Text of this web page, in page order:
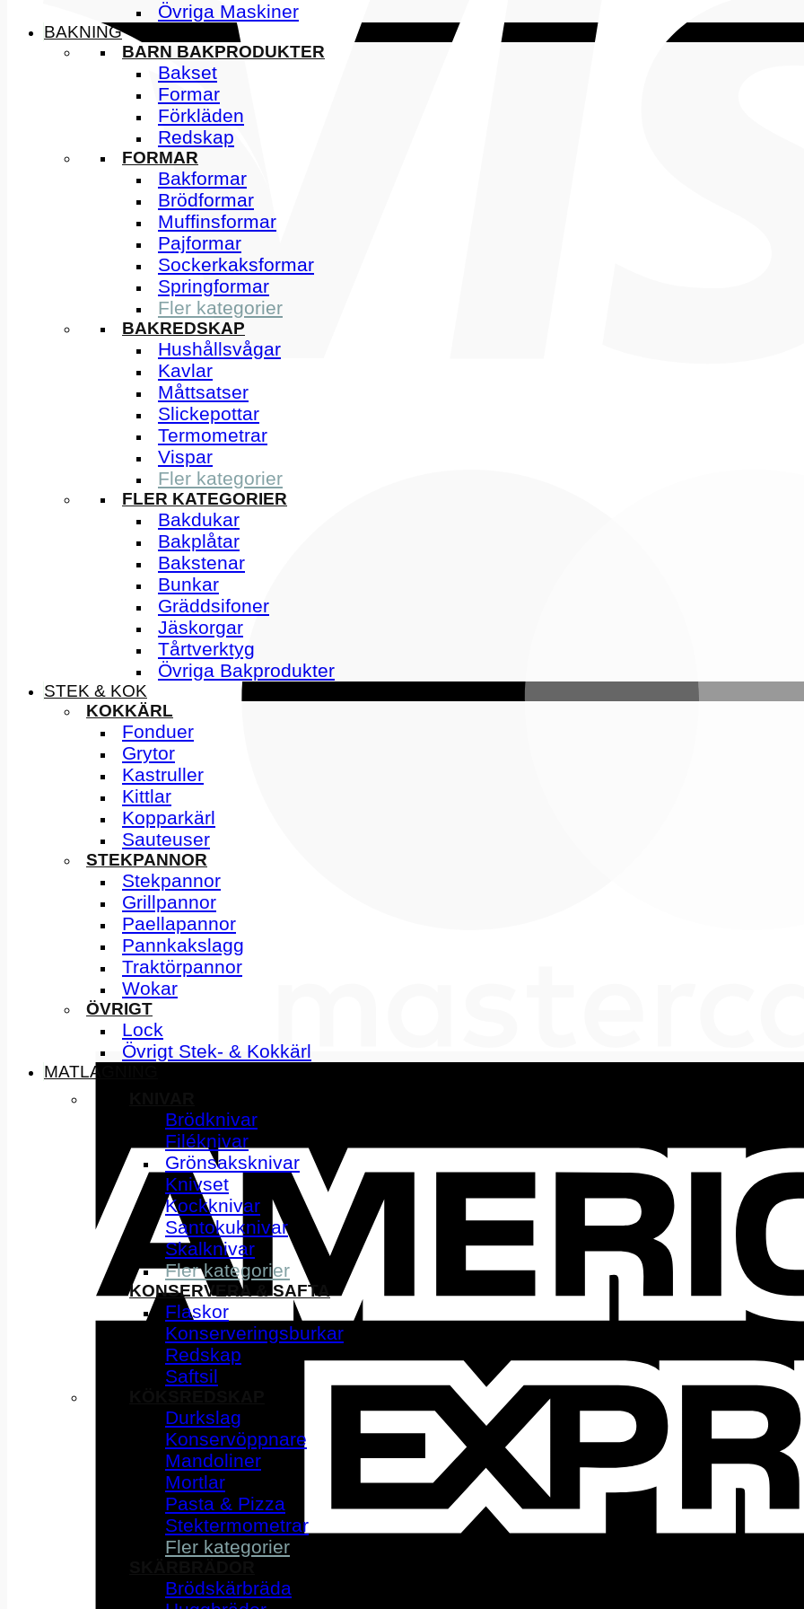
Övriga Maskiner
BAKNING
BARN BAKPRODUKTER
Bakset
Formar
Förkläden
Redskap
FORMAR
Bakformar
Brödformar
Muffinsformar
Pajformar
Sockerkaksformar
Springformar
Fler kategorier
BAKREDSKAP
Hushållsvågar
Kavlar
Måttsatser
Slickepottar
Termometrar
Vispar
Fler kategorier
FLER KATEGORIER
Bakdukar
Bakplåtar
Bakstenar
Bunkar
Gräddsifoner
Jäskorgar
Tårtverktyg
Övriga Bakprodukter
STEK & KOK
KOKKÄRL
Fonduer
Grytor
Kastruller
Kittlar
Kopparkärl
Sauteuser
STEKPANNOR
Stekpannor
Grillpannor
Paellapannor
Pannkakslagg
Traktörpannor
Wokar
ÖVRIGT
Lock
Övrigt Stek- & Kokkärl
MATLAGNING
Brödknivar
Filéknivar
Grönsaksknivar
Knivset
Kockknivar
Santokuknivar
Skalknivar
Fler kategorier
KONSERVERA & SAFTA
Flaskor
Konserveringsburkar
Redskap
Saftsil
Durkslag
Konservöppnare
Mandoliner
Mortlar
Pasta & Pizza
Stektermometrar
Fler kategorier
Brödskärbräda